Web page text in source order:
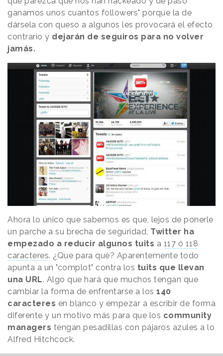
ganamos unos cuantos followers" porque la de
dársela con queso a algunos les provocará el efecto
contrario y dejarán de seguiros para no volver
jamás.
Ahora lo único que sabemos es que, lejos de ponerle
un parche a su brecha de seguridad, Twitter ha
empezado a reducir algunos tuits a 117 ó 118
caracteres. ¿Que para qué? Aparentemente todo
apunta a un "complot" contra los tuits que llevan
una URL. Algo que hará que muchos tengan que
cambiar la forma de enfrentarse a los 140
caracteres en blanco y empezar a escribir de forma
diferente y un motivo más para que los community
managers tengan pesadillas con pájaros azules a lo
Alfred Hitchcock.